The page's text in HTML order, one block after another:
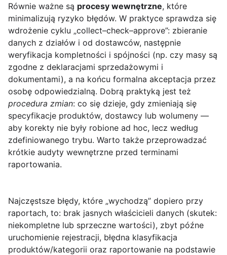
Równie ważne są procesy wewnętrzne, które
minimalizują ryzyko błędów. W praktyce sprawdza się
wdrożenie cyklu „collect–check–approve”: zbieranie
danych z działów i od dostawców, następnie
weryfikacja kompletności i spójności (np. czy masy są
zgodne z deklaracjami sprzedażowymi i
dokumentami), a na końcu formalna akceptacja przez
osobę odpowiedzialną. Dobrą praktyką jest też
procedura zmian: co się dzieje, gdy zmieniają się
specyfikacje produktów, dostawcy lub wolumeny —
aby korekty nie były robione ad hoc, lecz według
zdefiniowanego trybu. Warto także przeprowadzać
krótkie audyty wewnętrzne przed terminami
raportowania.
Najczęstsze błędy, które „wychodzą” dopiero przy
raportach, to: brak jasnych właścicieli danych (skutek:
niekompletne lub sprzeczne wartości), zbyt późne
uruchomienie rejestracji, błędna klasyfikacja
produktów/kategorii oraz raportowanie na podstawie